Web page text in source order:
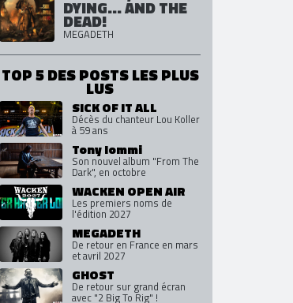
THE SICK, THE
DEAD!
MEGADETH
TOP 5 DES POSTS LES PLUS
LUS
SICK OF IT ALL
Décès du chanteur Lou Koller
à 59 ans
Tony Iommi
Son nouvel album "From The
Dark", en octobre
WACKEN OPEN AIR
Les premiers noms de
l'édition 2027
MEGADETH
De retour en France en mars
et avril 2027